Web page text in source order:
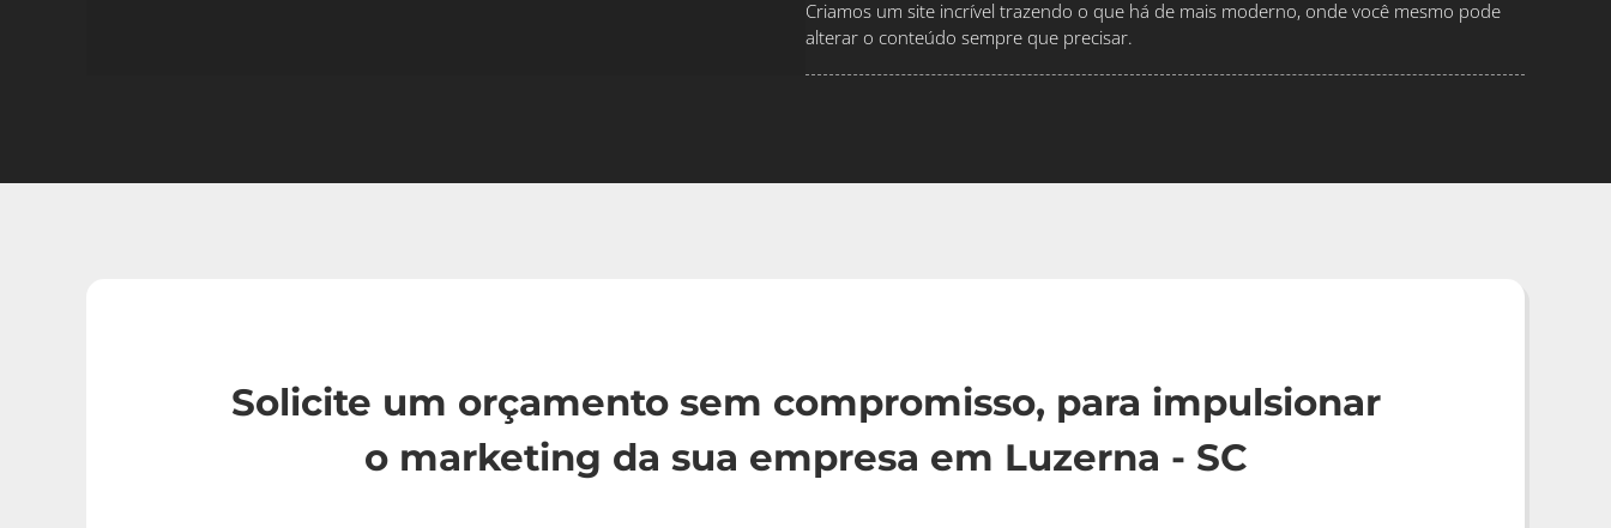
Criamos um site incrível trazendo o que há de mais moderno, onde você mesmo pode
alterar o conteúdo sempre que precisar.
Solicite um orçamento sem compromisso, para impulsionar
o marketing da sua empresa em Luzerna - SC